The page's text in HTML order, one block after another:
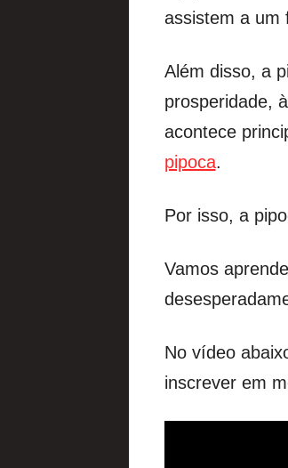
assistem a um
Além disso, a
prosperidade,
acontece
pipoca.
Por isso, a
Vamos
No vídeo
inscrever em